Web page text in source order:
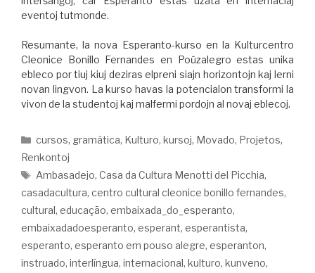
eventoj tutmonde.
Resumante, la nova Esperanto-kurso en la Kulturcentro
Cleonice Bonillo Fernandes en Poŭzalegro estas unika
ebleco por tiuj kiuj deziras elpreni siajn horizontojn kaj lerni
novan lingvon. La kurso havas la potencialon transformi la
vivon de la studentoj kaj malfermi pordojn al novaj eblecoj.
cursos, gramática, Kulturo,kursoj, Movado, Projetos,
Renkontoj
Ambasadejo,Casa da Cultura Menotti del Picchia,
casadacultura, centro cultural cleonice bonillo fernandes,
cultural, educação, embaixada_do_esperanto,
embaixadadoesperanto, esperant, esperantista,
esperanto, esperanto em pouso alegre, esperanton,
instruado, interlíngua, internacional, kulturo, kunveno,